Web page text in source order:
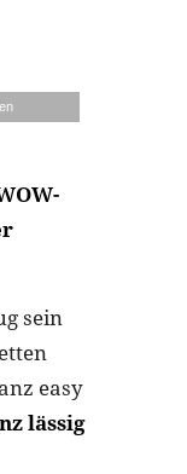
sein
easy
lässig